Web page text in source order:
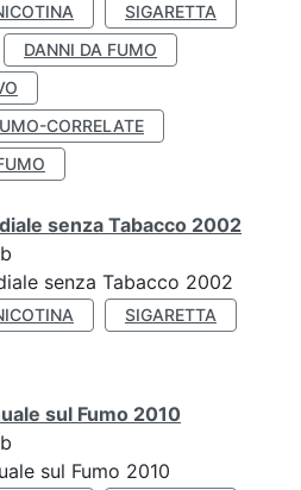
SIGARETTA
DANNI DA FUMO
CORRELATE
senza Tabacco 2002
senza Tabacco 2002
SIGARETTA
sul Fumo 2010
sul Fumo 2010